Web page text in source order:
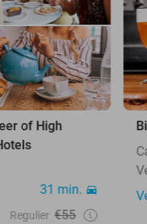
of High
31 min.
Regulier €55